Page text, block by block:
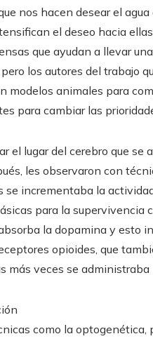
nos hacen desear el
el deseo hacia
que ayudan a llevar
los autores del trabajo
modelos animales para
para cambiar las
el lugar del cerebro que se
les observaron con
se incrementaba la
para la supervivencia
la dopamina y esto
opioides, que
más veces se
como la optogenética,